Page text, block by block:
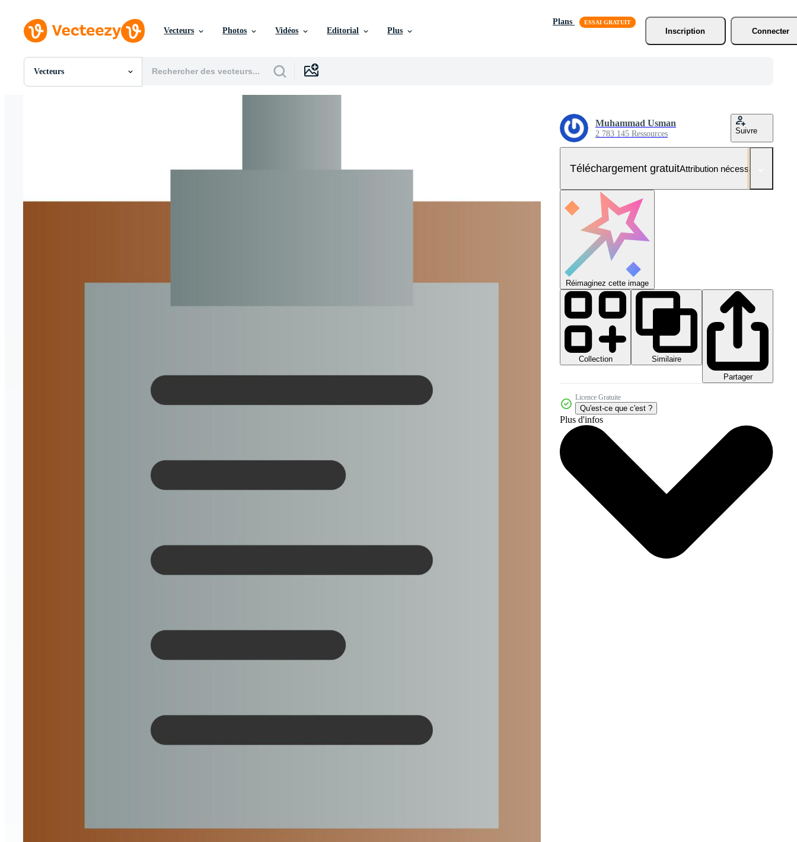
Vecteurs Photos Vidéos Editorial Plus
Plans
Inscription
Connecter
Vecteurs
Toutes Images
Muhammad Usman
2 783 145 Ressources Suivre
Téléchargement gratuitAttribution nécessaire
Réimaginez cette image
Collection
Similaire
Partager
Licence Gratuite
Qu'est-ce que c'est ?
Plus d'infos